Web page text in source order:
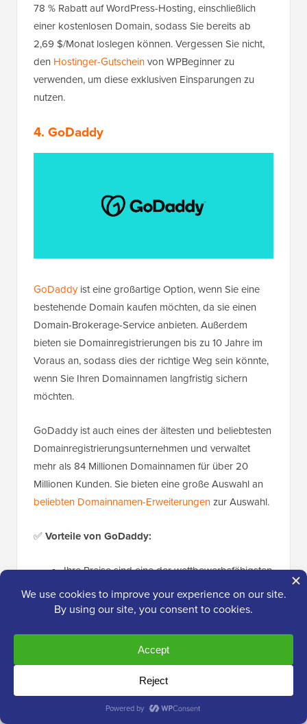
78 % Rabatt auf WordPress-Hosting, einschließlich
einer kostenlosen Domain, sodass Sie bereits ab
2,69 $/Monat loslegen können. Vergessen Sie nicht,
den Hostinger-Gutscheinvon WPBeginner zu
verwenden, um diese exklusiven Einsparungen zu
nutzen.
4. GoDaddy
GoDaddyist eine großartige Option, wenn Sie eine
bestehende Domain kaufen möchten, da sie einen
Domain-Brokerage-Service anbieten. Außerdem
bieten sie Domainregistrierungen bis zu 10 Jahre im
Voraus an, sodass dies der richtige Weg sein könnte,
wenn Sie Ihren Domainnamen langfristig sichern
möchten.
GoDaddy ist auch eines der ältesten und beliebtesten
Domainregistrierungsunternehmen und verwaltet
mehr als 84 Millionen Domainnamen für über 20
Millionen Kunden. Sie bieten eine große Auswahl an
beliebten Domainnamen-Erweiterungenzur Auswahl.
✅Vorteile von GoDaddy:
Ihre Preise sind eine der wettbewerbsfähigsten
Optionen, die ich auf dem Markt gesehen
habe, und Sie erhalten möglicherweise sogar
Ihrer Domain-Registrierung.
Für Profis bietet GoDaddy eine Premium-
Domain-Club-Mitgliedschaft mit rabattierten
Domainpreisen an. Dies ist sinnvoll, wenn Sie